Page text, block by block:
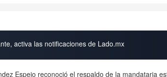
activa las notificaciones de Lado.mx
Espejo reconoció el respaldo de la mandataria